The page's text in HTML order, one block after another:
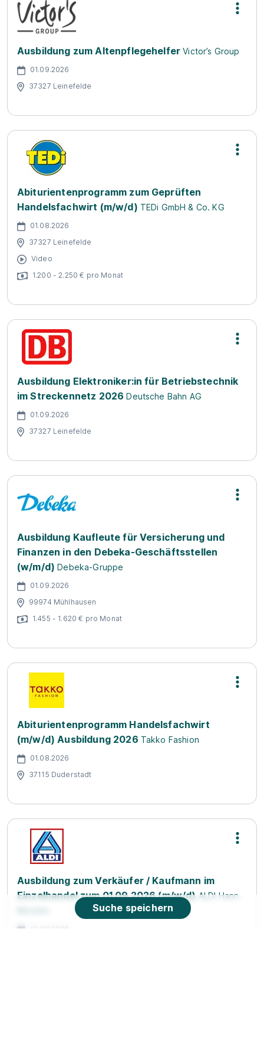
Ausbildung zum Altenpflegehelfer Victor’s Group
01.09.2026
37327 Leinefelde
Abiturientenprogramm zum Geprüften
Handelsfachwirt (m/w/d) TEDi GmbH & Co. KG
01.08.2026
37327 Leinefelde
Video
1.200 - 2.250 € pro Monat
Ausbildung Elektroniker:in für Betriebstechnik
im Streckennetz 2026 Deutsche Bahn AG
01.09.2026
37327 Leinefelde
Ausbildung Kaufleute für Versicherung und
Finanzen in den Debeka-Geschäftsstellen
(w/m/d)Debeka-Gruppe
01.09.2026
99974 Mühlhausen
1.455 - 1.620 € pro Monat
Abiturientenprogramm Handelsfachwirt
(m/w/d) Ausbildung 2026 Takko Fashion
01.08.2026
37115 Duderstadt
Ausbildung zum Verkäufer / Kaufmann im
Einzelhandel zum 01.09.2026 (m/w/d) ALDI Hann.
01.08.2026
Suche speichern